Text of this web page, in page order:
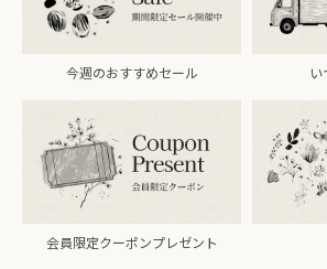
今週のおすすめセール
会員限定クーポンプレゼント